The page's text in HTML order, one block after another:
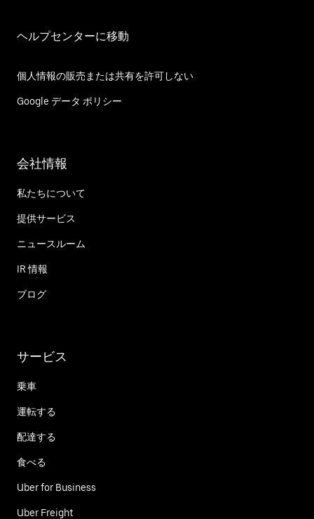
ヘルプセンターに移動
個人情報の販売または共有を許可しない
Google データ ポリシー
会社情報
私たちについて
提供サービス
ニュースルーム
IR 情報
ブログ
サービス
乗車
運転する
配達する
食べる
Uber for Business
Uber Freight